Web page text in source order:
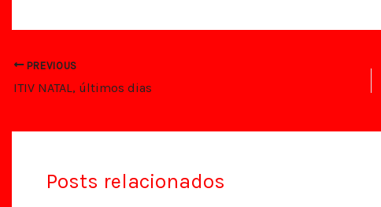
PREVIOUS
ITIV NATAL, últimos dias
Posts relacionados